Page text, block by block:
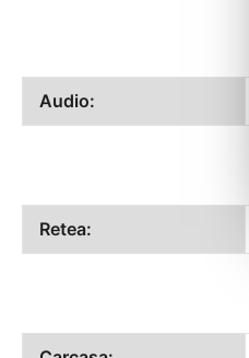
Audio:
Retea: